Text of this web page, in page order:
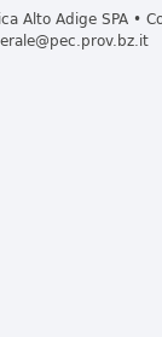
Alto Adige SPA •